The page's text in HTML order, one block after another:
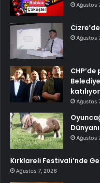
Ağustos
Ağustos
katılıyor
Ağustos
Ağustos
Kırklareli Festivali’nde
Ağustos 7, 2026